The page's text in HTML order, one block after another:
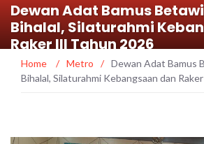
Dewan Adat Bamus
Bihalal, Silaturahmi
Raker III Tahun 2026
Home / Metro / Dewan Adat Bamus
Bihalal, Silaturahmi Kebangsaan dan